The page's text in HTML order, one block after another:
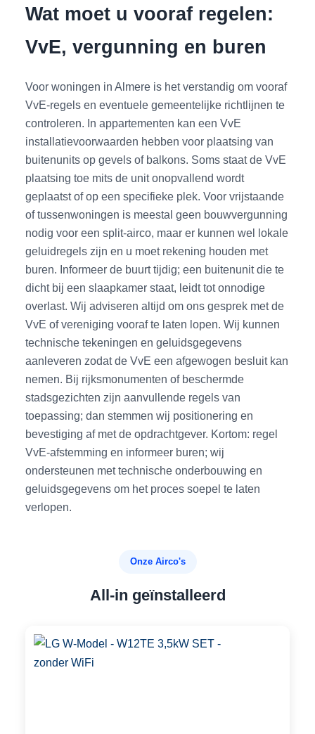
Wat moet u vooraf regelen:
VvE, vergunning en buren
Voor woningen in Almere is het verstandig om vooraf
VvE-regels en eventuele gemeentelijke richtlijnen te
controleren. In appartementen kan een VvE
installatievoorwaarden hebben voor plaatsing van
buitenunits op gevels of balkons. Soms staat de VvE
plaatsing toe mits de unit onopvallend wordt
geplaatst of op een specifieke plek. Voor vrijstaande
of tussenwoningen is meestal geen bouwvergunning
nodig voor een split-airco, maar er kunnen wel lokale
geluidregels zijn en u moet rekening houden met
buren. Informeer de buurt tijdig; een buitenunit die te
dicht bij een slaapkamer staat, leidt tot onnodige
overlast. Wij adviseren altijd om ons gesprek met de
VvE of vereniging vooraf te laten lopen. Wij kunnen
technische tekeningen en geluidsgegevens
aanleveren zodat de VvE een afgewogen besluit kan
nemen. Bij rijksmonumenten of beschermde
stadsgezichten zijn aanvullende regels van
toepassing; dan stemmen wij positionering en
bevestiging af met de opdrachtgever. Kortom: regel
VvE-afstemming en informeer buren; wij
ondersteunen met technische onderbouwing en
geluidsgegevens om het proces soepel te laten
verlopen.
Onze Airco's
All-in geïnstalleerd